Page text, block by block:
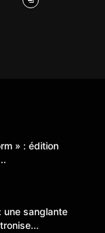
» : édition
une sanglante